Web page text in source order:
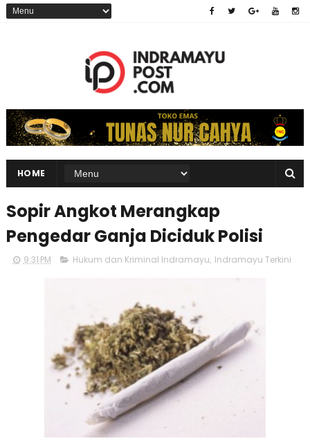
HOME
Sopir Angkot Merangkap
Pengedar Ganja Diciduk Polisi
9:31 PM Hukum dan Kriminal Indramayu, Indramayu Terkini